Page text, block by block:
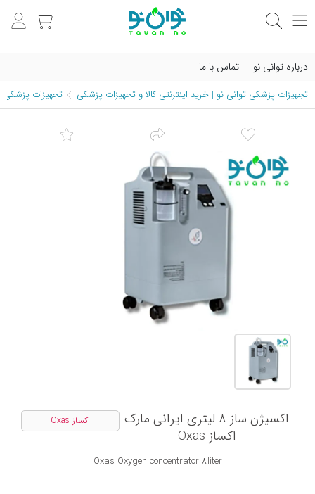
درباره توانی نو تماس با ما
تجهیزات پزشکی توانی نو | خرید اینترنتی کالا و تجهیزات پزشکی تجهیزات پزشکی
اکساز Oxas
اکسیژن ساز 8 لیتری ایرانی مارک
اکساز Oxas
Oxas Oxygen concentrator 8liter